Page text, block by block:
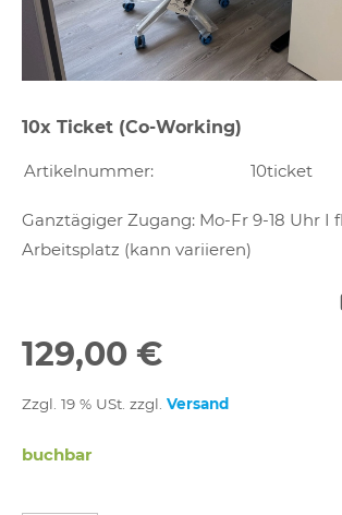
10x Ticket (Co-Working)
Artikelnummer: 10ticket
Ganztägiger Zugang: Mo-Fr 9-18 Uhr I
Arbeitsplatz (kann variieren)
129,00 €
Zzgl. 19 % USt. zzgl. Versand
buchbar